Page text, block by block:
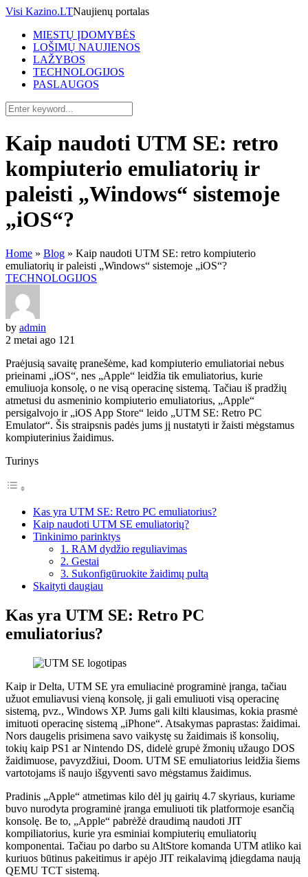
Visi Kazino.LTNaujienų portalas
MIESTŲ ĮDOMYBĖS
LOŠIMŲ NAUJIENOS
LAŽYBOS
TECHNOLOGIJOS
PASLAUGOS
Kaip naudoti UTM SE: retro
kompiuterio emuliatorių ir
paleisti „Windows“ sistemoje
„iOS“?
Home » Blog » Kaip naudoti UTM SE: retro kompiuterio
emuliatorių ir paleisti „Windows“ sistemoje „iOS“?
TECHNOLOGIJOS
by admin
2 metai ago 121
Praėjusią savaitę pranešėme, kad kompiuterio emuliatoriai nebus
prieinami „iOS“, nes „Apple“ leidžia tik emuliatorius, kurie
emuliuoja konsolę, o ne visą operacinę sistemą. Tačiau iš pradžių
atmetusi du asmeninio kompiuterio emuliatorius, „Apple“
persigalvojo ir „iOS App Store“ leido „UTM SE: Retro PC
Emulator“. Šis straipsnis padės jums jį nustatyti ir žaisti mėgstamus
kompiuterinius žaidimus.
Turinys
Kas yra UTM SE: Retro PC emuliatorius?
Kaip naudoti UTM SE emuliatorių?
Tinkinimo parinktys
1. RAM dydžio reguliavimas
2. Gestai
3. Sukonfigūruokite žaidimų pultą
Skaityti daugiau
Kas yra UTM SE: Retro PC
emuliatorius?
Kaip ir Delta, UTM SE yra emuliacinė programinė įranga, tačiau
užuot emuliavusi vieną konsolę, ji gali emuliuoti visą operacinę
sistemą, pvz., Windows XP. Jums gali kilti klausimas, kokia prasmė
imituoti operacinę sistemą „iPhone“. Atsakymas paprastas: žaidimai.
Nors daugelis prisimena savo vaikystę su žaidimais iš konsolių,
tokių kaip PS1 ar Nintendo DS, didelė grupė žmonių užaugo DOS
žaidimuose, pavyzdžiui, Doom. UTM SE emuliatorius leidžia šiems
vartotojams iš naujo išgyventi savo mėgstamus žaidimus.
Pradinis „Apple“ atmetimas kilo dėl jų gairių 4.7 skyriaus, kuriame
buvo nurodyta programinė įranga emuliuoti tik platformoje esančią
konsolę. Be to, „Apple“ pabrėžė draudimą naudoti JIT
kompiliatorius, kurie yra esminiai kompiuterių emuliatorių
komponentai. Tačiau po darbo su AltStore komanda UTM atliko kai
kuriuos būtinus pakeitimus ir apėjo JIT reikalavimą įdiegdama naują
QEMU TCT sistemą.